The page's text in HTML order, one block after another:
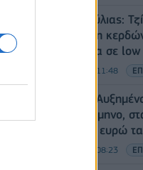
Β.Σ. Καρούλιας:
και αύξηση
στοιχήματα σε
06/08/2026 - 11:48
Viohalco:
στο α' εξάμηνο,
446 εκατ. ευρώ
06/08/2026 - 08:23